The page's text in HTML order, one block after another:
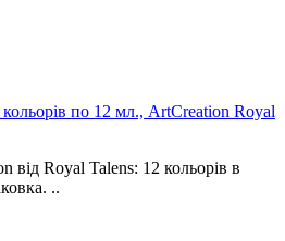
по 12 мл., ArtCreation Royal
від Royal Talens: 12 кольорів в
..